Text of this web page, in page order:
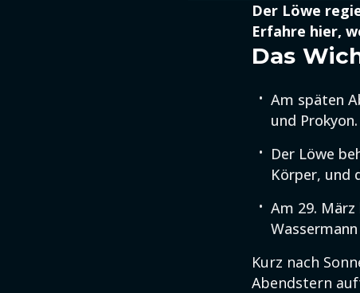
Der Löwe
Erfahre hier,
Das
Am späten
und Prokyon.
Der Löwe
Körper, und
Am 29.
Kurz nach
Abendstern